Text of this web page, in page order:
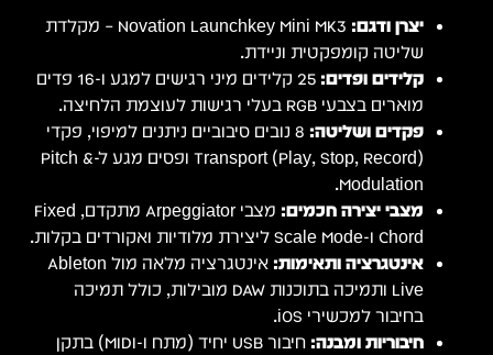
יצרן ודגם:
Novation Launchkey Mini MK3 – מקלדת
שליטה קומפקטית וניידת.
קלידים ופדים:
25 קלידים מיני רגישים למגע ו-16 פדים
מוארים בצבעי RGB בעלי רגישות לעוצמת הלחיצה.
פקדים ושליטה:
8 נובים סיבוביים ניתנים למיפוי, פקדי
Transport (Play, Stop, Record) ופסים מגע ל-Pitch &
Modulation.
מצבי יצירה חכמים:
מצבי Arpeggiator מתקדם, Fixed
Chord ו-Scale Mode ליצירת מלודיות ואקורדים בקלות.
אינטגרציה ותאימות:
אינטגרציה מלאה מול Ableton
Live ותמיכה בתוכנות DAW מובילות, כולל תמיכה
בחיבור למכשירי iOS.
חיבוריות ומבנה:
חיבור USB יחיד (מתח ו-MIDI) בתקן